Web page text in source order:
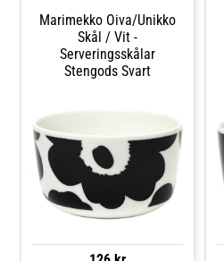
Marimekko Oiva/unikko
Skål / Vit -
Serveringsskålar
Stengods Svart